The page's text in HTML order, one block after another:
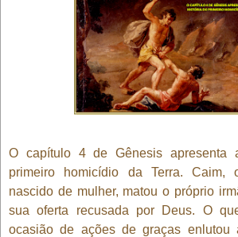
O capítulo 4 de Gênesis apresenta
primeiro homicídio da Terra. Caim,
nascido de mulher, matou o próprio
sua oferta recusada por Deus. O
ocasião de ações de graças enlutou